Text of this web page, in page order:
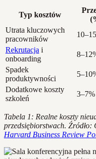
Typ kosztów
Utrata kluczowych
pracowników
Rekrutacja i
onboarding
Spadek
produktywności
Dodatkowe koszty
szkoleń
3–7%
Tabela 1: Realne koszty
przedsiębiorstwach. Źródło:
Harvard Business Review